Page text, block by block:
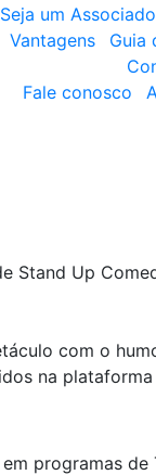
Seja um Associado
Vantagens Guia
Fale conosco
Stand Up
com o
na plataforma
programas de